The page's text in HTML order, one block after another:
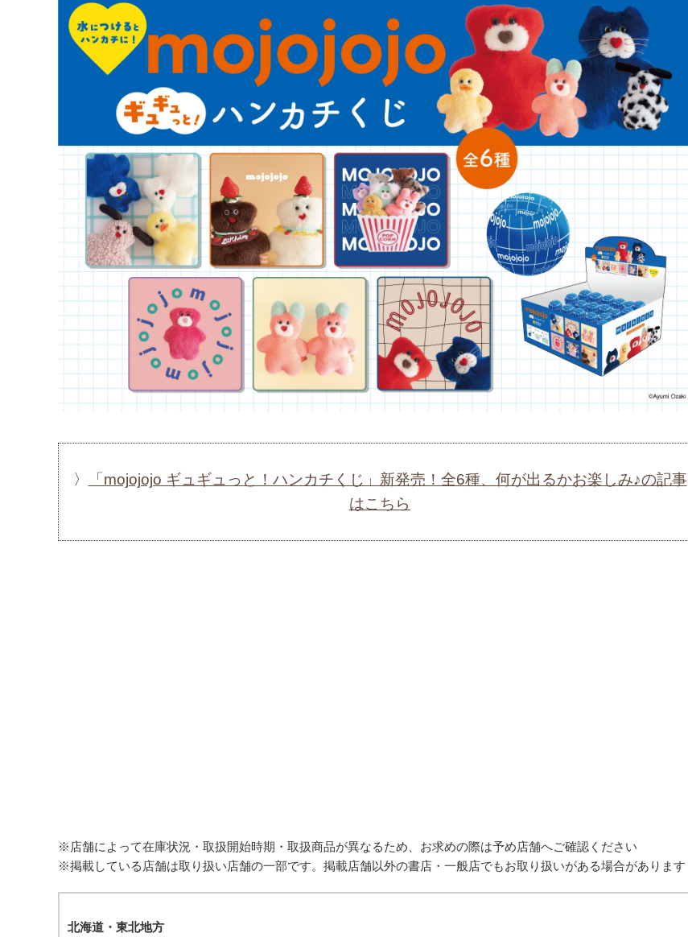
〉
「mojojojo ギュギュっと！ハンカチくじ」新発売！全6種、何が出るかお楽しみ♪の記事
はこちら
※店舗によって在庫状況・取扱開始時期・取扱商品が異なるため、 お求めの際は予め店舗へご確認ください
※掲載している店舗は取り扱い店舗の一部です。掲載店舗以外の書店・一般店でもお取り扱いがある場合があります
北海道・東北地方